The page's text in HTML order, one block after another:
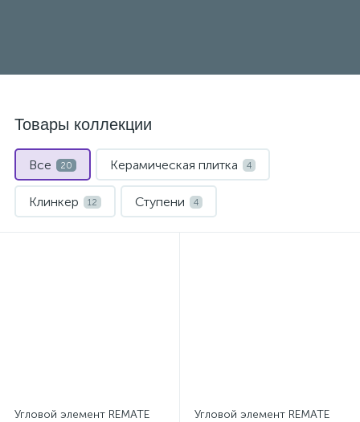
Товары коллекции
Все 20 Керамическая плитка 4
Клинкер 12 Ступени 4
Угловой элемент REMATE
Угловой элемент REMATE